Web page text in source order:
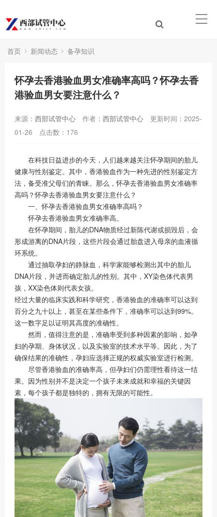
首页 新闻动态 备孕知识
怀孕去香港验血男女准确率高吗？怀孕去香
港验血男女要注意什么？
来源： 西部试管中心 作者： 西部试管中心
更新时间：2025-
01-26
点击数： 176
在科技日益进步的今天，人们越来越关注怀孕期间的胎儿
健康与性别鉴定。其中，香港验血作为一种先进的性别鉴定方
法，备受准父母们的青睐。那么，怀孕去香港验血男女准确率
高吗？怀孕去香港验血男女要注意什么？
一、怀孕去香港验血男女准确率高吗？
怀孕去香港验血男女准确率高。
在怀孕期间，胎儿的DNA物质经过新陈代谢或损毁后，会
形成游离的DNA片段，这些片段会通过胎盘进入母亲的血液循
环系统。
通过抽取孕妇的静脉血，科学家能够检测出其中的胎儿
DNA片段，并进而确定胎儿的性别。其中，XY染色体代表男
孩，XX染色体则代表女孩。
经过大量的临床实践和科学研究，香港验血的准确率可以达到
百分之九十以上，甚至在某些条件下，准确率可以达到99%。
这一数字足以证明其高度的准确性。
然而，值得注意的是，准确率受到多种因素的影响，如孕
妇的孕期、身体状况，以及实验室的技术水平等。因此，为了
确保结果的准确性，孕妇应选择正规的权威实验室进行检测。
尽管香港验血的准确率高，但孕妇们仍需理性看待这一结
果。因为性别并不是决定一个孩子未来成就和幸福的关键因
素，每个孩子都是独特的，拥有无限的可能性。